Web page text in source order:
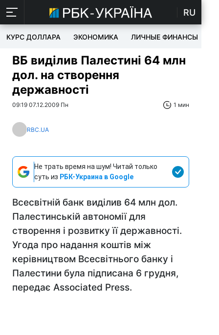
RU
КУРС ДОЛЛАРА ЭКОНОМИКА ЛИЧНЫЕ ФИНАНСЫ
ВБ виділив Палестині 64 млн
дол. на створення
державності
09:19 07.12.2009 Пн 1 мин
RBC.UA
Не трать время на шум! Читай только
суть из РБК-Украина в Google
Всесвітній банк виділив 64 млн дол.
Палестинській автономії для
створення і розвитку її державності.
Угода про надання коштів між
керівництвом Всесвітнього банку і
Палестини була підписана 6 грудня,
передає Associated Press.